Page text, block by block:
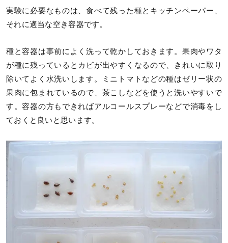
実験に必要なものは、食べて残った種とキッチンペーパー、
それに適当な空き容器です。
種と容器は事前によく洗って乾かしておきます。果肉やワタ
が種に残っているとカビが出やすくなるので、きれいに取り
除いてよく水洗いします。ミニトマトなどの種はゼリー状の
果肉に包まれているので、茶こしなどを使うと洗いやすいで
す。容器の方もできればアルコールスプレーなどで消毒をし
ておくと良いと思います。